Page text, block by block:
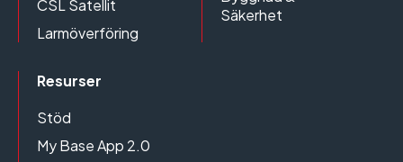
CSL Satellit
Larmöverföring
Säkerhet
Resurser
Stöd
My Base App 2.0